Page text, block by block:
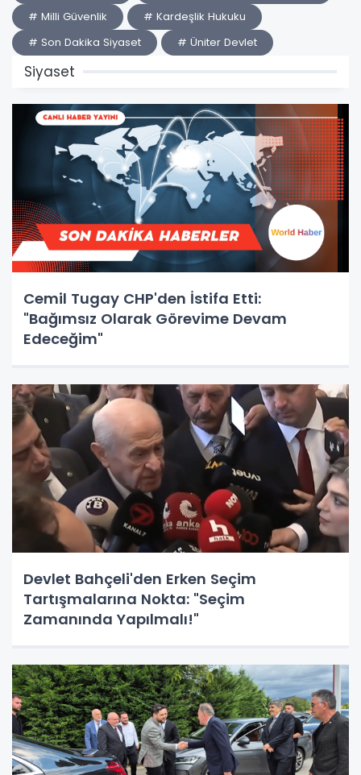
# Milli Güvenlik
# Kardeşlik Hukuku
# Son Dakika Siyaset
# Üniter Devlet
Siyaset
Cemil Tugay CHP'den İstifa Etti:
"Bağımsız Olarak Görevime Devam
Edeceğim"
Devlet Bahçeli'den Erken Seçim
Tartışmalarına Nokta: "Seçim
Zamanında Yapılmalı!"